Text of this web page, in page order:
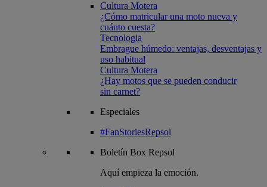
Cultura Motera
¿Cómo matricular una moto nueva y
cuánto cuesta?
Tecnologia
Embrague húmedo: ventajas, desventajas y
uso habitual
Cultura Motera
¿Hay motos que se pueden conducir
sin carnet?
Especiales
#FanStoriesRepsol
Boletín Box Repsol
Aquí empieza la emoción.